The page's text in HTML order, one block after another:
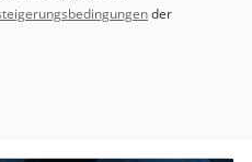
der